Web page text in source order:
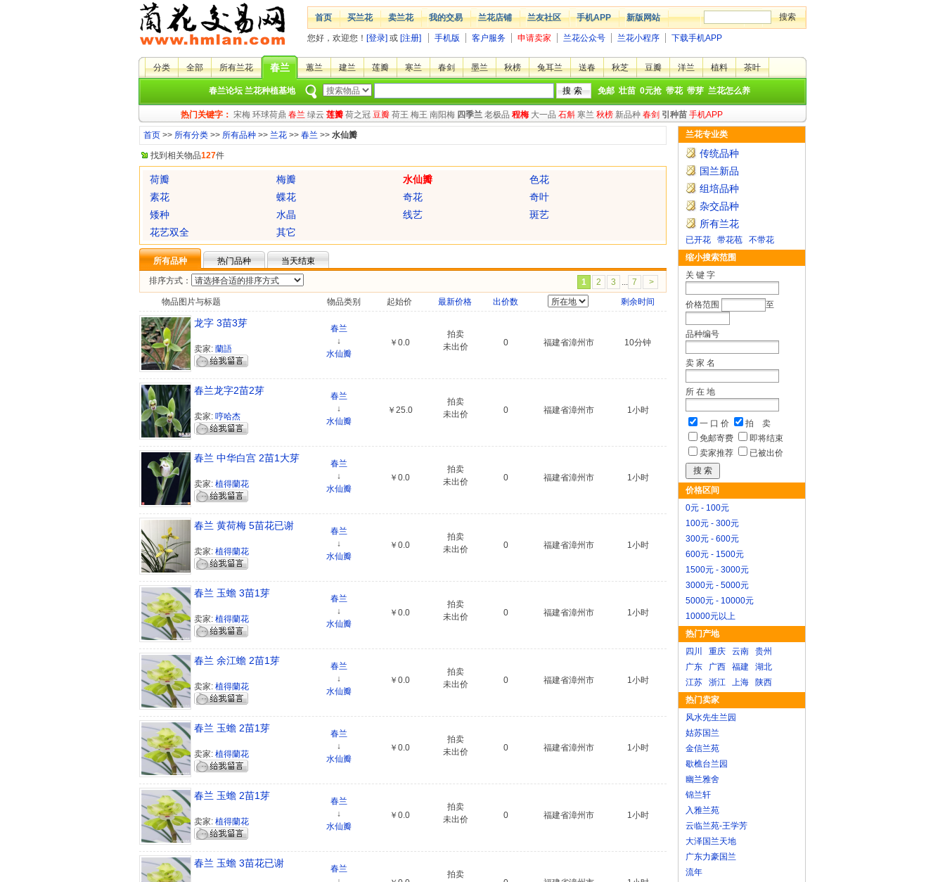
首页 买兰花 卖兰花 我的交易 兰花店铺 兰友社区 手机APP 新版网站
您好，欢迎您！ [登录] 或 [注册] 手机版 客户服务 申请卖家 兰花公众号 兰花小程序 下载手机APP
分类 全部 所有兰花 春兰 蕙兰 建兰 莲瓣 寒兰 春剑 墨兰 秋榜 兔耳兰 送春 秋芝 豆瓣 洋兰 植料 茶叶
春兰论坛 兰花种植基地 免邮 壮苗 0元抢 带花 带芽 兰花怎么养
热门关键字： 宋梅 环球荷鼎 春兰 绿云 莲瓣 荷之冠 豆瓣 荷王 梅王 南阳梅 四季兰 老极品 程梅 大一品 石斛 寒兰 秋榜 新品种 春剑 引种苗 手机APP
兰花专业类
传统品种
国兰新品
组培品种
杂交品种
所有兰花
已开花 带花苞
不带花
缩小搜索范围
关 键 字
价格范围 至
品种编号
卖 家 名
所 在 地
一 口 价
拍 卖
免邮寄费
即将结束
卖家推荐
已被出价
价格区间
0元 - 100元
100元 - 300元
300元 - 600元
600元 - 1500元
1500元 - 3000元
3000元 - 5000元
5000元 - 10000元
10000元以上
热门产地
四川
重庆 云南
贵州
广东
广西 福建
湖北
江苏
浙江 上海
陕西
热门卖家
风水先生兰园
姑苏国兰
金信兰苑
歇樵台兰园
幽兰雅舍
锦兰轩
入雅兰苑
云临兰苑-王学芳
大泽国兰天地
广东力豪国兰
流年
首页 >> 所有分类 >> 所有品种 >> 兰花 >> 春兰 >> 水仙瓣
找到相关物品127件
荷瓣 梅瓣 水仙瓣
色花
素花
蝶花 奇花
奇叶
矮种
水晶 线艺
斑艺
花艺双全
其它
所有品种 热门品种
当天结束
排序方式：
1 2 3 ... 7
>
物品图片与标题
物品类别 起始价 最新价格 出价数 剩余时间
龙字 3苗3芽
卖家: 蘭語
春兰
↓
水仙瓣
￥0.0
拍卖
未出价
0 福建省漳州市 10分钟
春兰龙字2苗2芽
卖家: 哼哈杰
春兰
↓
水仙瓣
￥25.0
拍卖
未出价
0 福建省漳州市 1小时
春兰 中华白宫 2苗1大芽
卖家: 植得蘭花
春兰
↓
水仙瓣
￥0.0
拍卖
未出价
0 福建省漳州市 1小时
春兰 黄荷梅 5苗花已谢
卖家: 植得蘭花
春兰
↓
水仙瓣
￥0.0
拍卖
未出价
0 福建省漳州市 1小时
春兰 玉蟾 3苗1芽
卖家: 植得蘭花
春兰
↓
水仙瓣
￥0.0
拍卖
未出价
0 福建省漳州市 1小时
春兰 余江蟾 2苗1芽
卖家: 植得蘭花
春兰
↓
水仙瓣
￥0.0
拍卖
未出价
0 福建省漳州市 1小时
春兰 玉蟾 2苗1芽
卖家: 植得蘭花
春兰
↓
水仙瓣
￥0.0
拍卖
未出价
0 福建省漳州市 1小时
春兰 玉蟾 2苗1芽
卖家: 植得蘭花
春兰
↓
水仙瓣
￥0.0
拍卖
未出价
0 福建省漳州市 1小时
春兰 玉蟾 3苗花已谢
春兰
拍卖